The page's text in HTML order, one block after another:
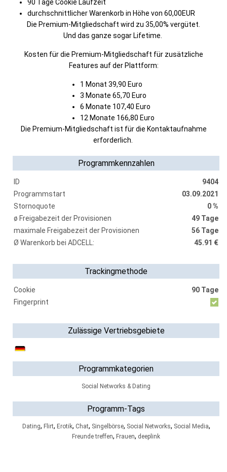
90 Tage Cookie Laufzeit
durchschnittlicher Warenkorb in Höhe von 60,00EUR
Die Premium-Mitgliedschaft wird zu 35,00% vergütet.
Und das ganze sogar Lifetime.
Kosten für die Premium-Mitgliedschaft für zusätzliche
Features auf der Plattform:
1 Monat 39,90 Euro
3 Monate 65,70 Euro
6 Monate 107,40 Euro
12 Monate 166,80 Euro
Die Premium-Mitgliedschaft ist für die Kontaktaufnahme
erforderlich.
Programmkennzahlen
ID
9404
Programmstart
03.09.2021
Stornoquote
0 %
ø Freigabezeit der Provisionen
49 Tage
maximale Freigabezeit der Provisionen
56 Tage
Ø Warenkorb bei ADCELL:
45.91 €
Trackingmethode
Cookie
90 Tage
Fingerprint
Zulässige Vertriebsgebiete
Programmkategorien
Social Networks & Dating
Programm-Tags
Dating, Flirt, Erotik, Chat, Singelbörse, Social Networks, Social Media,
Freunde treffen, Frauen, deeplink